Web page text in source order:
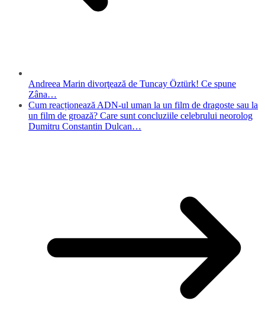
Andreea Marin divorţează de Tuncay Öztürk! Ce spune
Zâna…
Cum reacționează ADN-ul uman la un film de dragoste sau la
un film de groază? Care sunt concluziile celebrului neorolog
Dumitru Constantin Dulcan…